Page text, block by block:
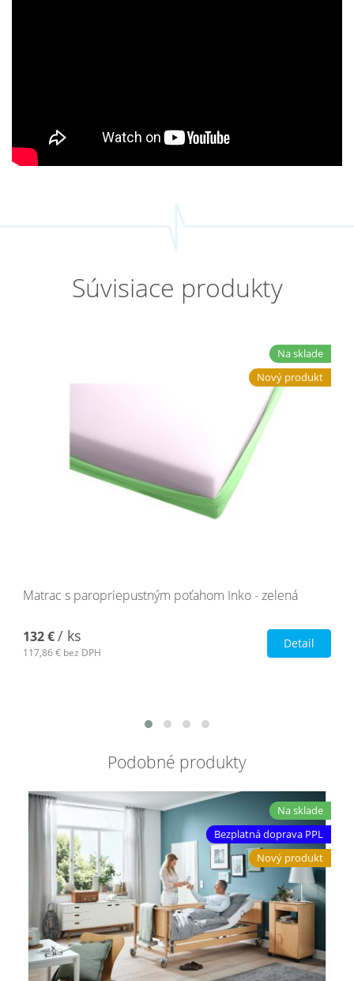
Súvisiace produkty
Na sklade
Nový produkt
Matrac s paropriepustným poťahom Inko - zelená
132 €/ ks
117,86 € bez DPH
Detail
Podobné produkty
Na sklade
Bezplatná doprava PPL
Nový produkt